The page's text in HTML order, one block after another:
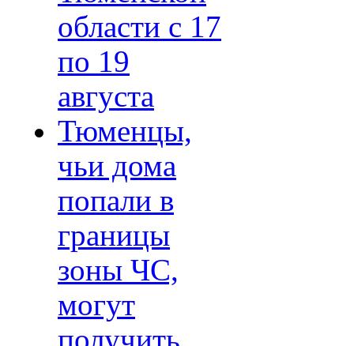
области с 17
по 19
августа
Тюменцы,
чьи дома
попали в
границы
зоны ЧС,
могут